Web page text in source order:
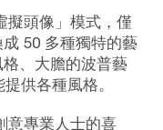
擬頭像」模式，僅
50 多種獨特的藝
、大膽的波普藝
供各種風格。
意專業人士的喜